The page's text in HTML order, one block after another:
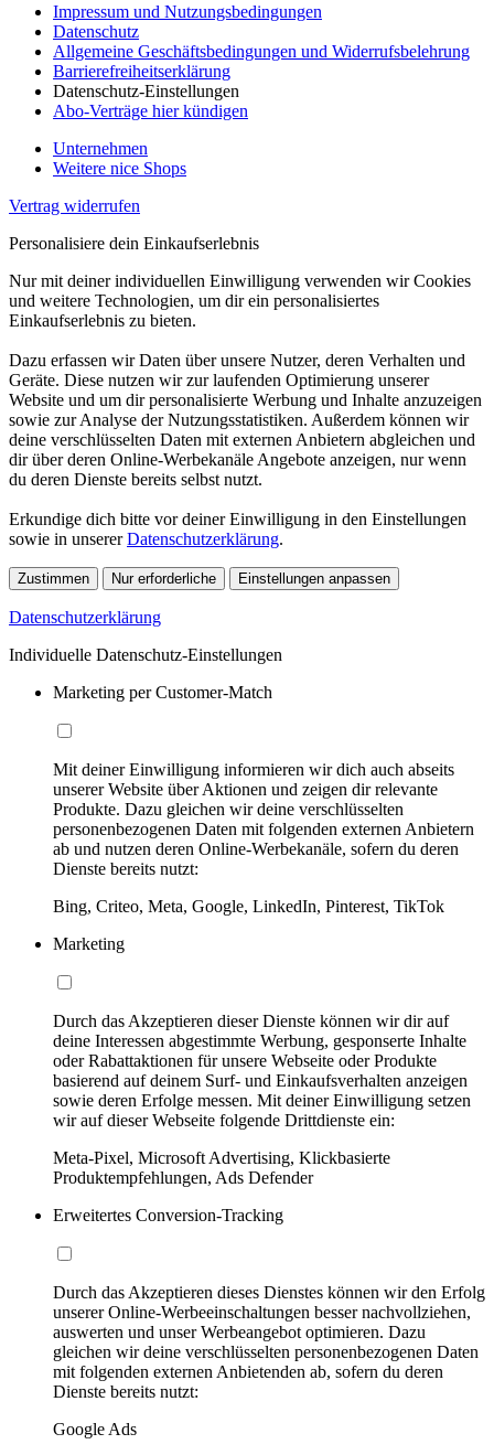
Impressum und Nutzungsbedingungen
Datenschutz
Allgemeine Geschäftsbedingungen und Widerrufsbelehrung
Barrierefreiheitserklärung
Datenschutz-Einstellungen
Abo-Verträge hier kündigen
Unternehmen
Weitere nice Shops
Vertrag widerrufen
Personalisiere dein Einkaufserlebnis
Nur mit deiner individuellen Einwilligung verwenden wir Cookies
und weitere Technologien, um dir ein personalisiertes
Einkaufserlebnis zu bieten.
Dazu erfassen wir Daten über unsere Nutzer, deren Verhalten und
Geräte. Diese nutzen wir zur laufenden Optimierung unserer
Website und um dir personalisierte Werbung und Inhalte anzuzeigen
sowie zur Analyse der Nutzungsstatistiken. Außerdem können wir
deine verschlüsselten Daten mit externen Anbietern abgleichen und
dir über deren Online-Werbekanäle Angebote anzeigen, nur wenn
du deren Dienste bereits selbst nutzt.
Erkundige dich bitte vor deiner Einwilligung in den Einstellungen
sowie in unsererDatenschutzerklärung.
Zustimmen Nur erforderliche Einstellungen anpassen
Datenschutzerklärung
Individuelle Datenschutz-Einstellungen
Marketing per Customer-Match
Mit deiner Einwilligung informieren wir dich auch abseits
unserer Website über Aktionen und zeigen dir relevante
Produkte. Dazu gleichen wir deine verschlüsselten
personenbezogenen Daten mit folgenden externen Anbietern
ab und nutzen deren Online-Werbekanäle, sofern du deren
Dienste bereits nutzt:
Bing, Criteo, Meta, Google, LinkedIn, Pinterest, TikTok
Marketing
Durch das Akzeptieren dieser Dienste können wir dir auf
deine Interessen abgestimmte Werbung, gesponserte Inhalte
oder Rabattaktionen für unsere Webseite oder Produkte
basierend auf deinem Surf- und Einkaufsverhalten anzeigen
sowie deren Erfolge messen. Mit deiner Einwilligung setzen
wir auf dieser Webseite folgende Drittdienste ein:
Meta-Pixel, Microsoft Advertising, Klickbasierte
Produktempfehlungen, Ads Defender
Erweitertes Conversion-Tracking
Durch das Akzeptieren dieses Dienstes können wir den Erfolg
unserer Online-Werbeeinschaltungen besser nachvollziehen,
auswerten und unser Werbeangebot optimieren. Dazu
gleichen wir deine verschlüsselten personenbezogenen Daten
mit folgenden externen Anbietenden ab, sofern du deren
Dienste bereits nutzt:
Google Ads